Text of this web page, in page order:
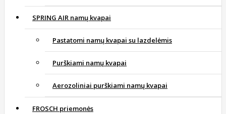
SPRING AIR namų kvapai
Pastatomi namų kvapai su lazdelėmis
Purškiami namų kvapai
Aerozoliniai purškiami namų kvapai
FROSCH priemonės